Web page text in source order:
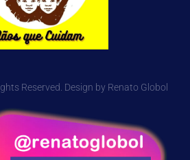
Reserved. Design by Renato Globol